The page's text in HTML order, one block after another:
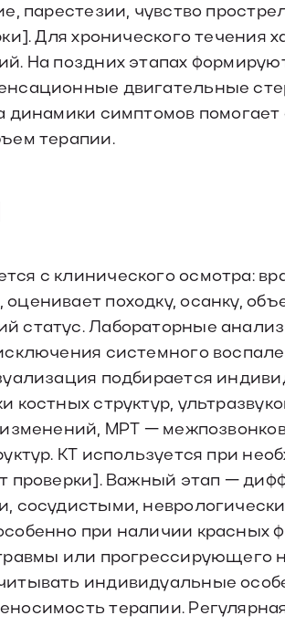
парестезии, чувство
Для хронического течения
На поздних этапах
двигательные
динамики симптомов
терапии.
с клинического осмотра:
походку, осанку,
статус. Лабораторные
системного
подбирается
костных структур,
МРТ —
КТ используется при
проверки]. Важный этап —
сосудистыми,
при наличии красных
или прогрессирующего
индивидуальные
терапии.